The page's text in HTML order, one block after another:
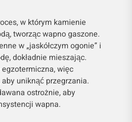
w którym kamienie
tworząc wapno gaszone.
w „jaskółczym ogonie” i
dokładnie mieszając.
więc
uniknąć przegrzania.
ostrożnie, aby
wapna.